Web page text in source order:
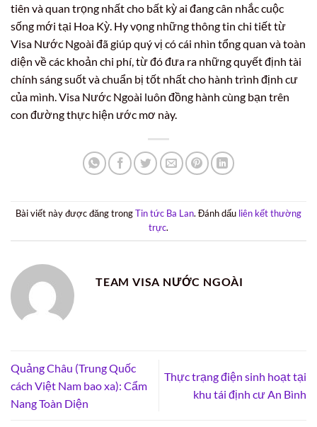
tiên và quan trọng nhất cho bất kỳ ai đang cân nhắc cuộc
sống mới tại Hoa Kỳ. Hy vọng những thông tin chi tiết từ
Visa Nước Ngoài đã giúp quý vị có cái nhìn tổng quan và toàn
diện về các khoản chi phí, từ đó đưa ra những quyết định tài
chính sáng suốt và chuẩn bị tốt nhất cho hành trình định cư
của mình. Visa Nước Ngoài luôn đồng hành cùng bạn trên
con đường thực hiện ước mơ này.
Bài viết này được đăng trongTin tức Ba Lan. Đánh dấu liên kết thường
trực.
TEAM VISA NƯỚC NGOÀI
Quảng Châu (Trung Quốc
cách Việt Nam bao xa): Cẩm
Nang Toàn Diện
Thực trạng điện sinh hoạt tại
khu tái định cư An Bình